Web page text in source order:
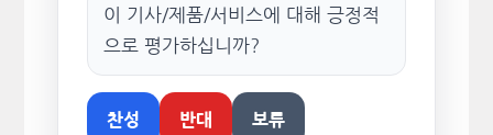
이 기사/제품/서비스에 대해 긍정적
으로 평가하십니까?
찬성 반대 보류